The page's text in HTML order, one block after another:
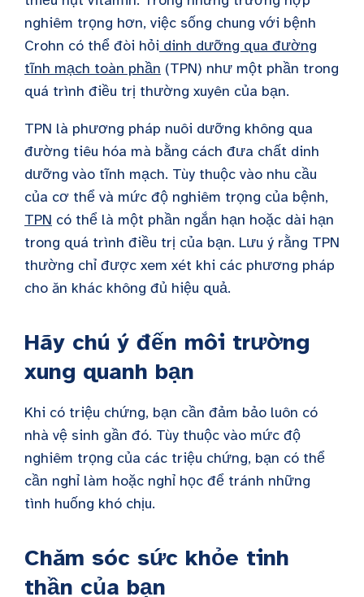
nghiêm trọng hơn, việc sống chung với bệnh
Crohn có thể đòi hỏi dinh dưỡng qua đường
tĩnh mạch toàn phần (TPN) như một phần trong
quá trình điều trị thường xuyên của bạn.
TPN là phương pháp nuôi dưỡng không qua
đường tiêu hóa mà bằng cách đưa chất dinh
dưỡng vào tĩnh mạch. Tùy thuộc vào nhu cầu
của cơ thể và mức độ nghiêm trọng của bệnh,
TPN có thể là một phần ngắn hạn hoặc dài hạn
trong quá trình điều trị của bạn. Lưu ý rằng TPN
thường chỉ được xem xét khi các phương pháp
cho ăn khác không đủ hiệu quả.
Hãy chú ý đến môi trường
xung quanh bạn
Khi có triệu chứng, bạn cần đảm bảo luôn có
nhà vệ sinh gần đó. Tùy thuộc vào mức độ
nghiêm trọng của các triệu chứng, bạn có thể
cần nghỉ làm hoặc nghỉ học để tránh những
tình huống khó chịu.
Chăm sóc sức khỏe tinh
thần của bạn